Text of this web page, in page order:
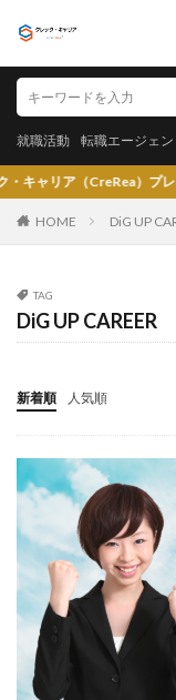
就職活動 転職エージェン
）プレオープンしま
HOME DiG UP
TAG
DiG UP CAREER
新着順 人気順
就職活動 転職エー
カテゴリー
〇〇力 宮城
大手人気企業
大卒新卒
履
心理テスト
平均年収
就職支援先
就
就職カレッジ